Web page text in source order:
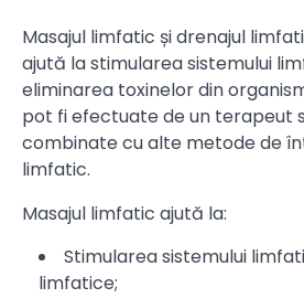
Masajul limfatic și drenajul
ajută la stimularea sistemului
eliminarea toxinelor din
pot fi efectuate de un terapeut
combinate cu alte metode de
limfatic.
Masajul limfatic ajută la:
Stimularea sistemului
limfatice;